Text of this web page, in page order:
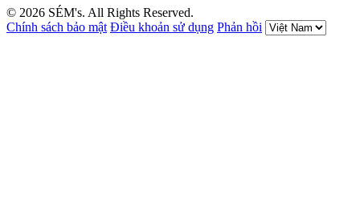
© 2026 SÉM's. All Rights Reserved.
Chính sách bảo mật Điều khoản sử dụng Phản hồi